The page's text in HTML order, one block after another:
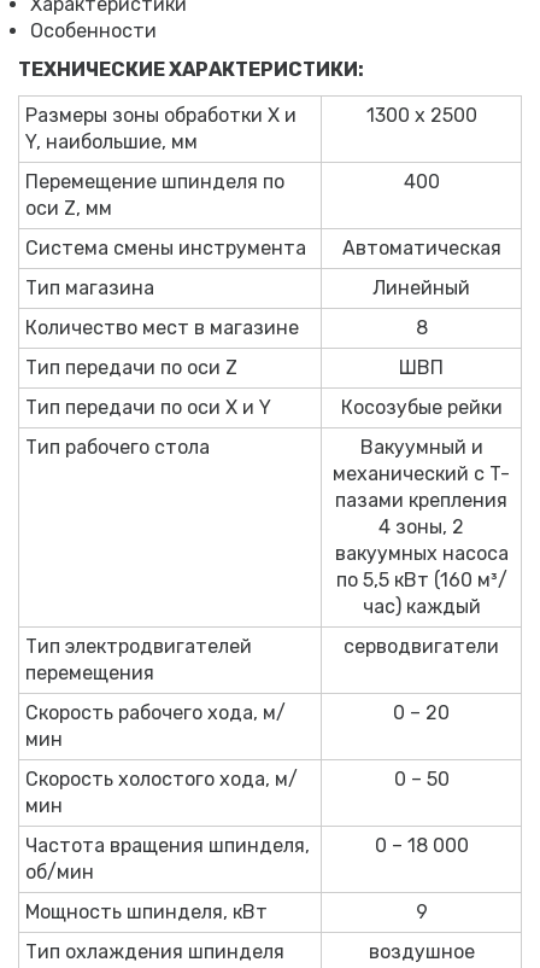
Особенности
ТЕХНИЧЕСКИЕ ХАРАКТЕРИСТИКИ:
Размеры зоны обработки X и
Y, наибольшие, мм
1300 х 2500
Перемещение шпинделя по
оси Z, мм
400
Система смены инструмента
Автоматическая
Тип магазина
Линейный
Количество мест в магазине
8
Тип передачи по оси Z
ШВП
Тип передачи по оси X и Y
Косозубые рейки
Тип рабочего стола
Вакуумный и
механический с T-
пазами крепления
4 зоны, 2
вакуумных насоса
по 5,5 кВт (160 м³/
час) каждый
Тип электродвигателей
перемещения
серводвигатели
Скорость рабочего хода, м/
мин
0 – 20
Скорость холостого хода, м/
мин
0 – 50
Частота вращения шпинделя,
об/мин
0 – 18 000
Мощность шпинделя, кВт
9
Тип охлаждения шпинделя
воздушное